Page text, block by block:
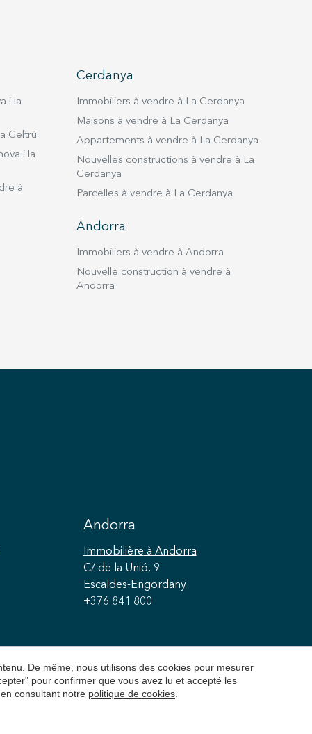
i la
Geltrú
i la
à
Cerdanya
Immobiliers à vendre à La Cerdanya
Maisons à vendre à La Cerdanya
Appartements à vendre à La Cerdanya
Nouvelles constructions à vendre à La
Cerdanya
Parcelles à vendre à La Cerdanya
Andorra
Immobiliers à vendre à Andorra
Nouvelle construction à vendre à
Andorra
Andorra
Immobilière à Andorra
C/ de la Unió, 9
Escaldes-Engordany
+376 841 800
De même, nous utilisons des cookies pour mesurer
pour confirmer que vous avez lu et accepté les
consultant notre politique de cookies